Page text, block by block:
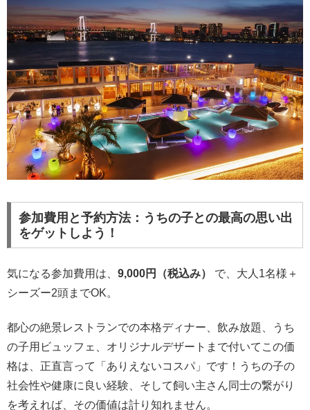
参加費用と予約方法：うちの子との最高の思い出
をゲットしよう！
気になる参加費用は、 9,000円（税込み）
で、大人1名様＋
シーズー2頭までOK。
都心の絶景レストランでの本格ディナー、飲み放題、うち
の子用ビュッフェ、オリジナルデザートまで付いてこの価
格は、正直言って「ありえないコスパ」です！うちの子の
社会性や健康に良い経験、そして飼い主さん同士の繋がり
を考えれば、その価値は計り知れません。